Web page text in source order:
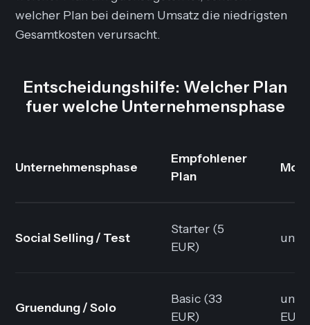
welcher Plan bei deinem Umsatz die niedrigsten
Gesamtkosten verursacht.
Entscheidungshilfe: Welcher Plan
fuer welche Unternehmensphase
Unternehmensphase
Empfohlener
Plan
Social Selling / Test
Starter (5
EUR)
Gruendung / Solo
Basic (33
EUR)
EUR